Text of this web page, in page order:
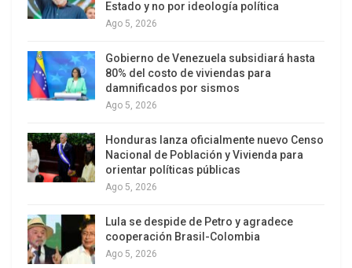
en Kuwait y explosiones en otras posiciones
militares de EEUU en la región.
Estado y no por ideología política
Ago 5, 2026
Gobierno de Venezuela subsidiará hasta
80% del costo de viviendas para
damnificados por sismos
Ago 5, 2026
Honduras lanza oficialmente nuevo Censo
Nacional de Población y Vivienda para
orientar políticas públicas
Ago 5, 2026
Lula se despide de Petro y agradece
cooperación Brasil-Colombia
Ago 5, 2026